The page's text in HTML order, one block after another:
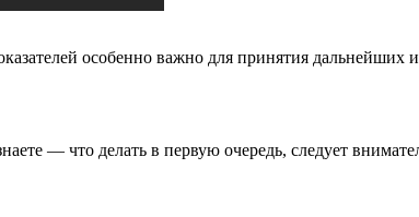
особенно важно для принятия
— что делать в первую очередь, следует